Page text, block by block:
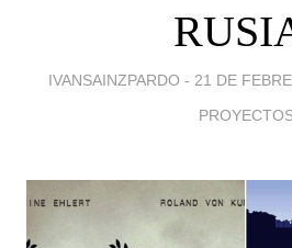
IVANSAINZPARDO - 21 DE